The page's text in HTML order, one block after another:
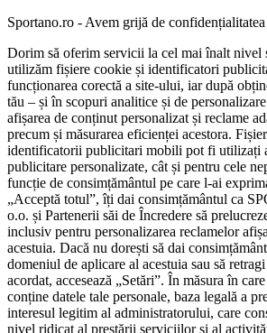
Sportano.ro - Avem grijă de confidențialitatea
Dorim să oferim servicii la cel mai înalt nivel
utilizăm fișiere cookie și identificatori
funcționarea corectă a site-ului, iar după
tău – și în scopuri analitice și de
afișarea de conținut personalizat și reclame
precum și măsurarea eficienței acestora.
identificatorii publicitari mobili pot fi utilizați
publicitare personalizate, cât și pentru cele
funcție de consimțământul pe care l-ai
„Acceptă totul”, îți dai consimțământul ca
o.o. și Partenerii săi de Încredere să
inclusiv pentru personalizarea reclamelor
acestuia. Dacă nu dorești să dai
domeniul de aplicare al acestuia sau să
acordat, accesează „Setări”. În măsura în
conține datele tale personale, baza legală a
interesul legitim al administratorului, care
nivel ridicat al prestării serviciilor și al